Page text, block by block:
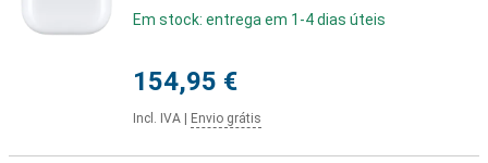
Em stock: entrega em 1-4 dias úteis
154,95 €
Incl. IVA Envio grátis